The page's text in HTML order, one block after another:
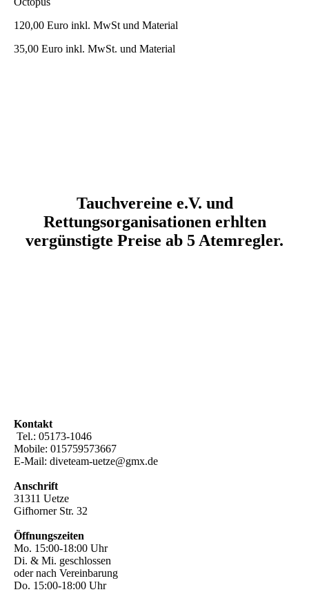
120,00 Euro inkl. MwSt und Material
35,00 Euro inkl. MwSt. und Material
Tauchvereine e.V. und
Rettungsorganisationen erhlten
vergünstigte Preise ab 5 Atemregler.
Kontakt
Tel.: 05173-1046
Mobile: 015759573667
E-Mail: diveteam-uetze@gmx.de
Anschrift
31311 Uetze
Gifhorner Str. 32
Öffnungszeiten
Mo. 15:00-18:00 Uhr
Di. & Mi. geschlossen
oder nach Vereinbarung
Do. 15:00-18:00 Uhr